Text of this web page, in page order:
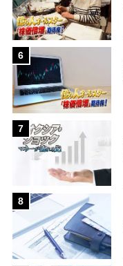
6
7
8